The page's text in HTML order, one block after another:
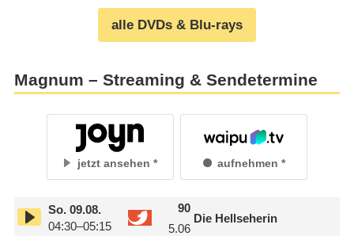
alle DVDs & Blu-rays
Magnum – Streaming & Sendetermine
jetzt ansehen aufnehmen
So.09.08.
04:30–05:15
90
5.06
Die Hellseherin